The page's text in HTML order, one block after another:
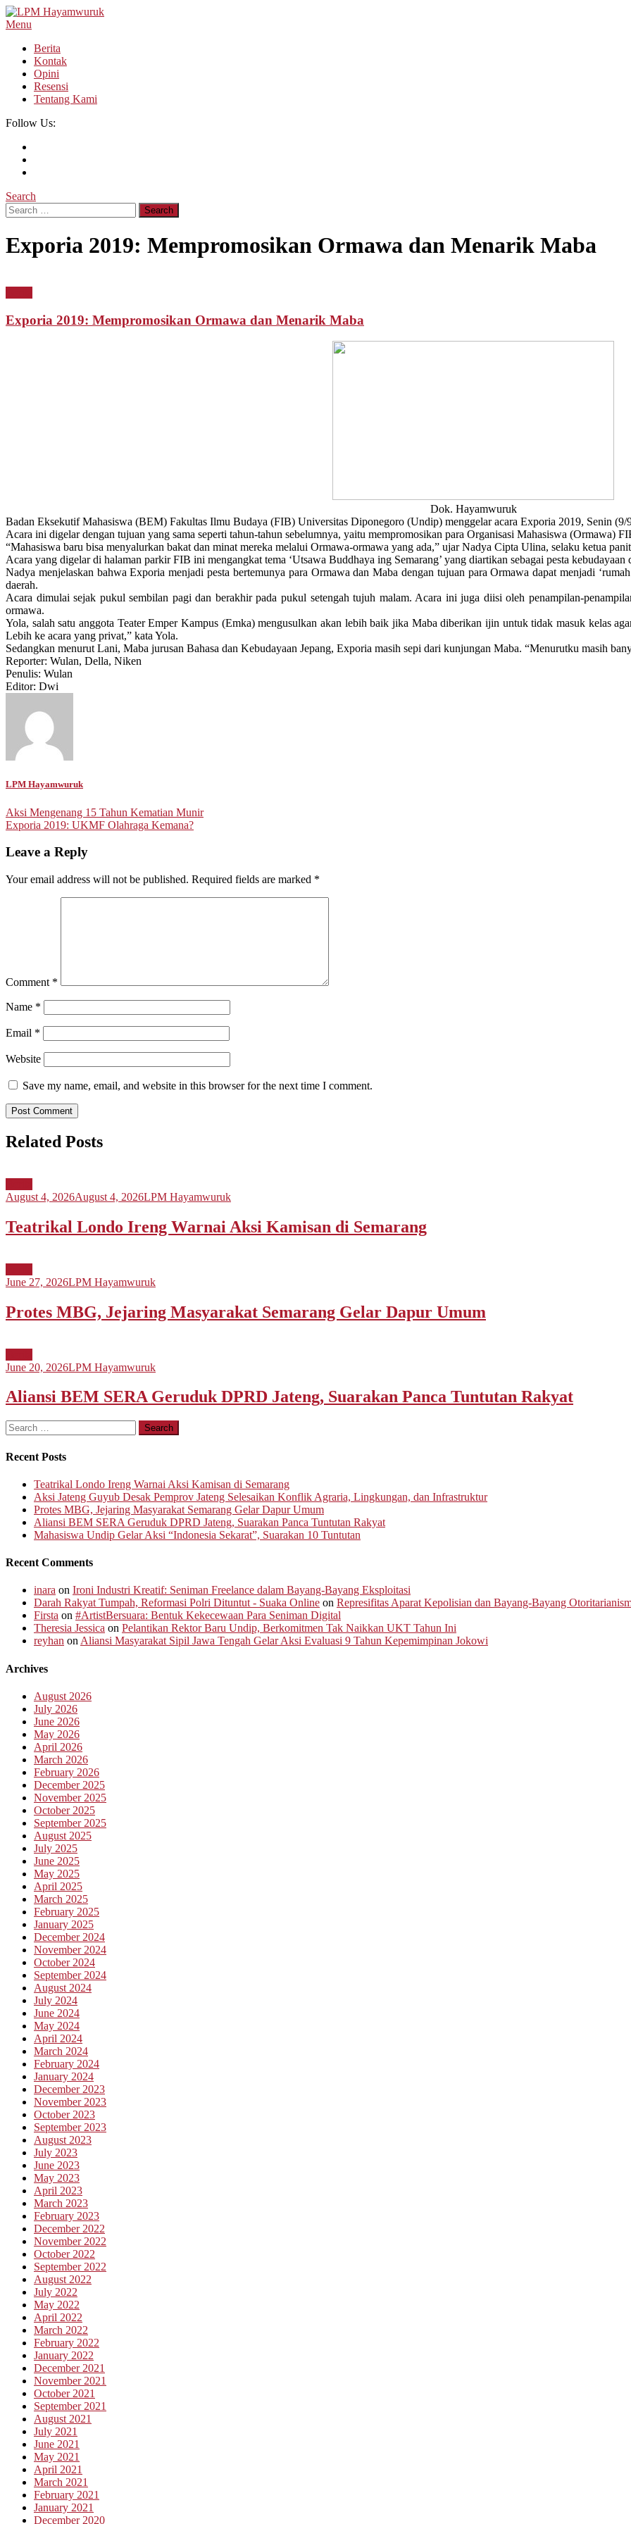
Skip
To
Menu
Berita
Kontak
Opini
Resensi
Tentang Kami
Follow Us:
Search
Search
for:
Exporia 2019: Mempromosikan Ormawa dan Menarik Maba
Exporia 2019: Mempromosikan Ormawa dan Menarik Maba
Dok. Hayamwuruk
Badan Eksekutif Mahasiswa (BEM) Fakultas Ilmu Budaya (FIB) Universitas Diponegoro (Undip) menggelar acara Exporia 2019, Senin
Acara ini digelar dengan tujuan yang sama seperti tahun-tahun sebelumnya, yaitu mempromosikan para Organisasi Mahasiswa (Ormawa)
“Mahasiswa baru bisa menyalurkan bakat dan minat mereka melalui Ormawa-ormawa yang ada,” ujar Nadya Cipta Ulina, selaku ketua
Acara yang digelar di halaman parkir FIB ini mengangkat tema ‘Utsawa Buddhaya ing Semarang’ yang diartikan sebagai pesta kebudayaan
Nadya menjelaskan bahwa Exporia menjadi pesta bertemunya para Ormawa dan Maba dengan tujuan para Ormawa dapat menjadi
daerah.
Acara dimulai sejak pukul sembilan pagi dan berakhir pada pukul setengah tujuh malam. Acara ini juga diisi oleh penampilan-
ormawa.
Yola, salah satu anggota Teater Emper Kampus (Emka) mengusulkan akan lebih baik jika Maba diberikan ijin untuk tidak masuk kelas
Lebih ke acara yang privat,” kata Yola.
Sedangkan menurut Lani, Maba jurusan Bahasa dan Kebudayaan Jepang, Exporia masih sepi dari kunjungan Maba. “Menurutku masih
Reporter: Wulan, Della, Niken
Penulis: Wulan
Editor: Dwi
LPM Hayamwuruk
Post
navigation
Aksi Mengenang 15 Tahun Kematian Munir
Exporia 2019: UKMF Olahraga Kemana?
Leave a Reply
Your email address will not be published. Required fields are marked *
Comment *
Name *
Email *
Website
Save my name, email, and website in this browser for the next time I comment.
Related Posts
August 4, 2026August 4, 2026LPM Hayamwuruk
Teatrikal Londo Ireng Warnai Aksi Kamisan di Semarang
June 27, 2026LPM Hayamwuruk
Protes MBG, Jejaring Masyarakat Semarang Gelar Dapur Umum
June 20, 2026LPM Hayamwuruk
Aliansi BEM SERA Geruduk DPRD Jateng, Suarakan Panca Tuntutan Rakyat
Search
for:
Recent Posts
Teatrikal Londo Ireng Warnai Aksi Kamisan di Semarang
Aksi Jateng Guyub Desak Pemprov Jateng Selesaikan Konflik Agraria, Lingkungan, dan Infrastruktur
Protes MBG, Jejaring Masyarakat Semarang Gelar Dapur Umum
Aliansi BEM SERA Geruduk DPRD Jateng, Suarakan Panca Tuntutan Rakyat
Mahasiswa Undip Gelar Aksi “Indonesia Sekarat”, Suarakan 10 Tuntutan
Recent Comments
inara on Ironi Industri Kreatif: Seniman Freelance dalam Bayang-Bayang Eksploitasi
Darah Rakyat Tumpah, Reformasi Polri Dituntut - Suaka Online on Represifitas Aparat Kepolisian dan Bayang-Bayang
Firsta on #ArtistBersuara: Bentuk Kekecewaan Para Seniman Digital
Theresia Jessica on Pelantikan Rektor Baru Undip, Berkomitmen Tak Naikkan UKT Tahun Ini
reyhan onAliansi Masyarakat Sipil Jawa Tengah Gelar Aksi Evaluasi 9 Tahun Kepemimpinan Jokowi
Archives
August 2026
July 2026
June 2026
May 2026
April 2026
March 2026
February 2026
December 2025
November 2025
October 2025
September 2025
August 2025
July 2025
June 2025
May 2025
April 2025
March 2025
February 2025
January 2025
December 2024
November 2024
October 2024
September 2024
August 2024
July 2024
June 2024
May 2024
April 2024
March 2024
February 2024
January 2024
December 2023
November 2023
October 2023
September 2023
August 2023
July 2023
June 2023
May 2023
April 2023
March 2023
February 2023
December 2022
November 2022
October 2022
September 2022
August 2022
July 2022
May 2022
April 2022
March 2022
February 2022
January 2022
December 2021
November 2021
October 2021
September 2021
August 2021
July 2021
June 2021
May 2021
April 2021
March 2021
February 2021
January 2021
December 2020